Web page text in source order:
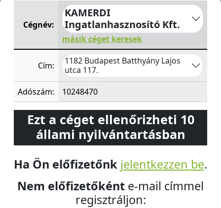
KAMERDI Ingatlanhasznosító Kft.Batthyány Lajos utca
Cégnév:
KAMERDI
Ingatlanhasznosító Kft.
másik céget keresek
Cím:
1182 Budapest Batthyány Lajos
utca 117.
Adószám:
10248470
Ezt a céget ellenőrizheti 10
állami nyilvántartásban
Ha Ön előfizetőnk jelentkezzen be.
Nem előfizetőként e-mail címmel
regisztráljon: